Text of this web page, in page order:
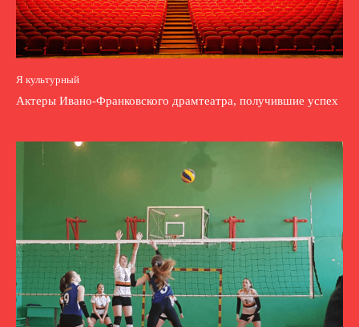
Я культурный
Актеры Ивано-Франковского драмтеатра, получившие успех